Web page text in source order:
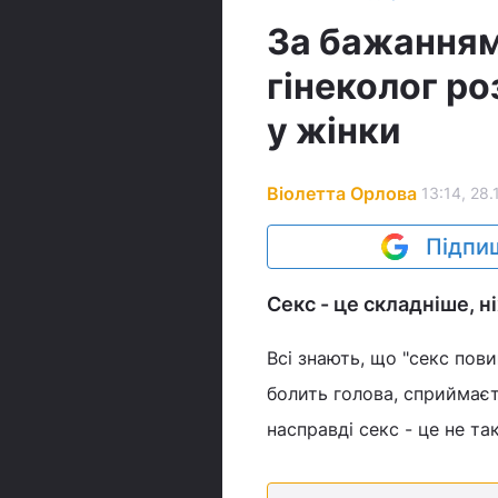
За
гінеколог
у жінки
Віолетта Орлова 13:14,
Секс - це складніше,
Всі знають, що "секс
болить голова,
насправді секс - це не